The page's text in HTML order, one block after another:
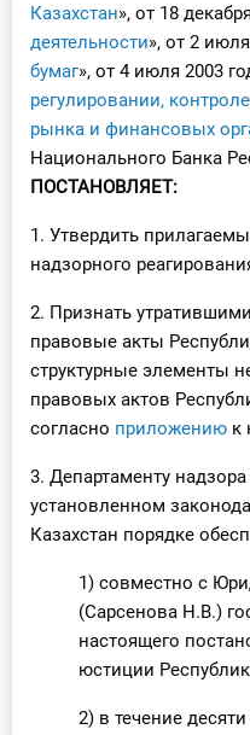
Участник ВЭД
Практика ИП
Кадры. Труд.
Юридический
Интернет-магазин
Обучение
Тарифы
бухгалтера
Казахстан», от 18
деятельности», от 2
бумаг», от 4 июля 2003
регулировании,
рынка и финансовых
Национального Банка
ПОСТАНОВЛЯЕТ:
1. Утвердить
надзорного
2. Признать
правовые акты
структурные элементы
правовых актов
согласно приложению к
3. Департаменту
установленном
Казахстан порядке
1) совместно с
(Сарсенова Н.В.)
настоящего
юстиции
2) в течение